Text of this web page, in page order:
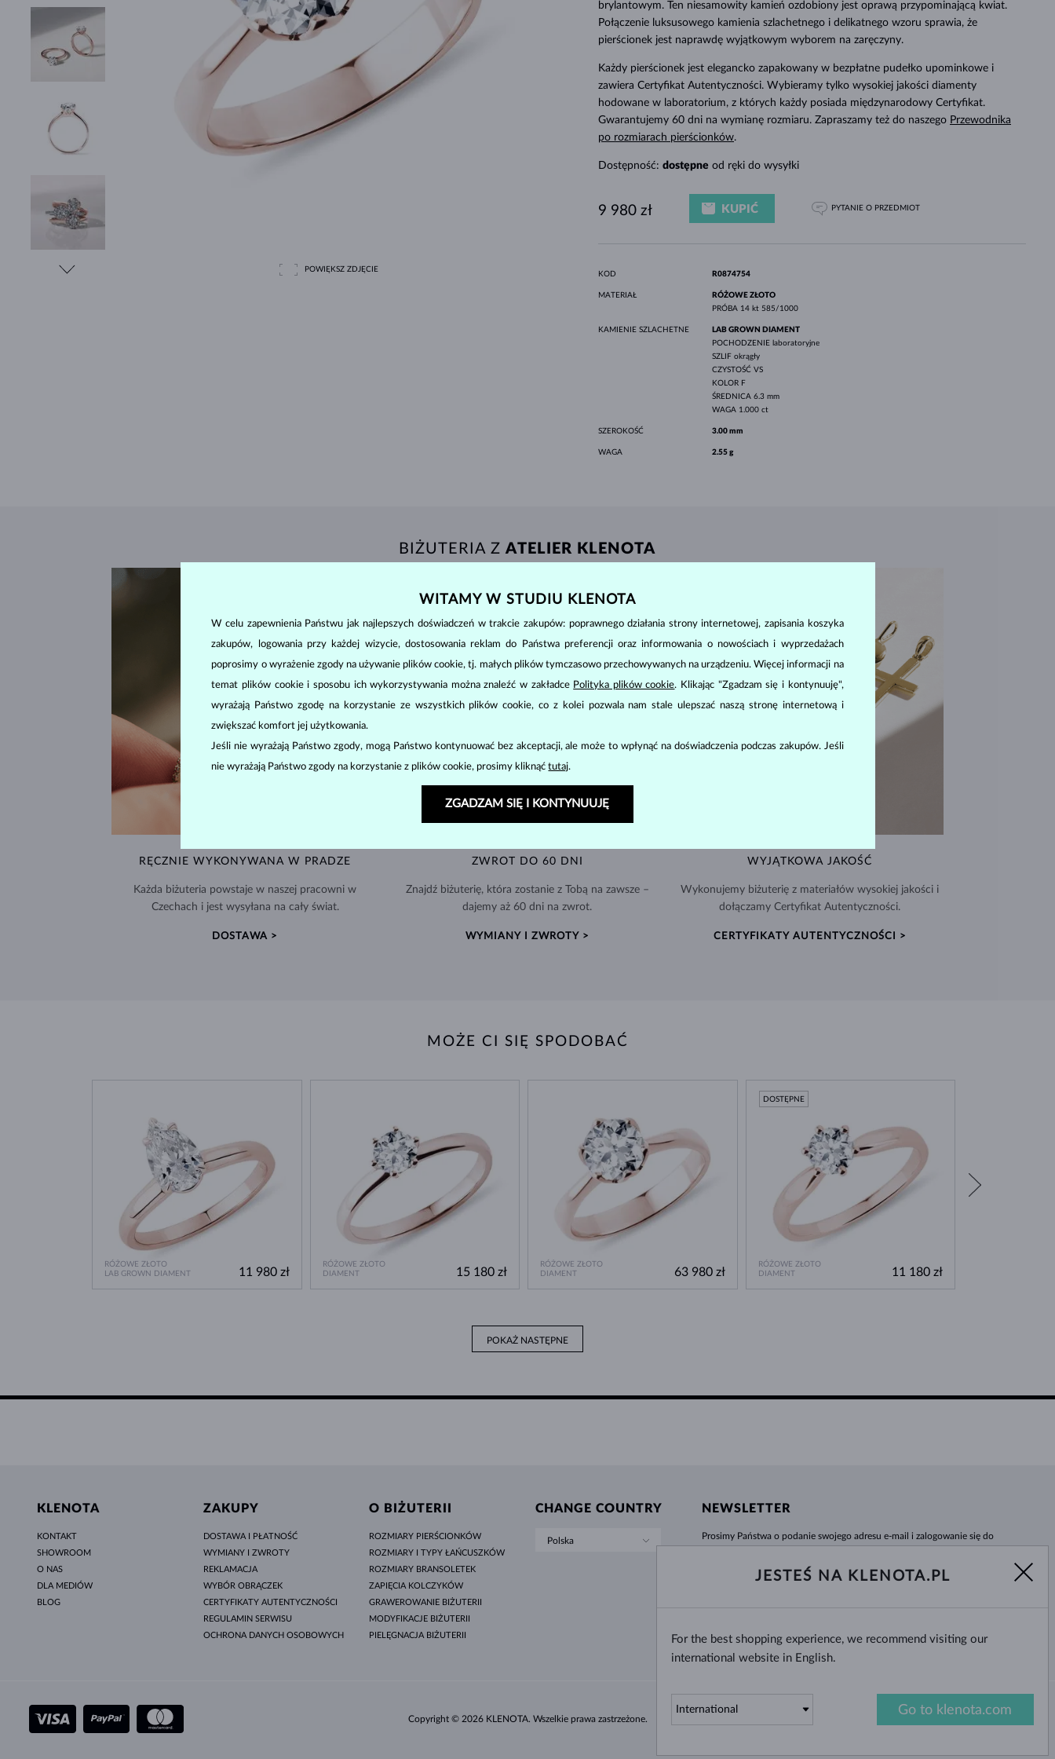
STYL HALO
MINIMALISTYCZNE ZESTAWY
ORYGINALNE ZESTAWY
AMETYSTY
SPRAWDŹ
POJEDYNCZE BIAŁE ZŁOTO
RÓŻOWE ZŁOTO
KAMIENIE SZLACHETNE RÓŻOWE ZŁOTO
MAGNETYCZNE NASZYJNIKI
PERŁY SŁODKOWODNE
CZARNE DIAMENTY BIAŁE ZŁOTO
RÓŻOWE ZŁOTO
GRAWEROWANA
LETNÍ VRSTVENÍ
DLA MAMY POMYSŁY NA PREZENTY
POWIĘKSZ ZDJĘCIE
brylantowym. Ten niesamowity kamień ozdobiony jest oprawą przypominającą kwiat.
Połączenie luksusowego kamienia szlachetnego i delikatnego wzoru sprawia, że
pierścionek jest naprawdę wyjątkowym wyborem na zaręczyny.
Każdy pierścionek jest elegancko zapakowany w bezpłatne pudełko upominkowe i
zawiera Certyfikat Autentyczności. Wybieramy tylko wysokiej jakości diamenty
hodowane w laboratorium, z których każdy posiada międzynarodowy Certyfikat.
Gwarantujemy 60 dni na wymianę rozmiaru. Zapraszamy też do naszego Przewodnika
po rozmiarach pierścionków.
Dostępność: dostępne od ręki do wysyłki
9 980 zł KUPIĆ PYTANIE O PRZEDMIOT
KOD R0874754
MATERIAŁ
RÓŻOWE ZŁOTO
PRÓBA 14 kt 585/1000
KAMIENIE SZLACHETNE
LAB GROWN DIAMENT
POCHODZENIE laboratoryjne
SZLIF okrągły
CZYSTOŚĆ VS
KOLOR F
ŚREDNICA 6.3 mm
WAGA 1.000 ct
SZEROKOŚĆ 3.00 mm
WAGA 2.55 g
BIŻUTERIA ZATELIER KLENOTA
RĘCZNIE WYKONYWANA W PRADZE
Każda biżuteria powstaje w naszej pracowni w
Czechach i jest wysyłana na cały świat.
DOSTAWA >
ZWROT DO 60 DNI
Znajdź biżuterię, która zostanie z Tobą na zawsze –
dajemy aż 60 dni na zwrot.
WYMIANY I ZWROTY >
WYJĄTKOWA JAKOŚĆ
Wykonujemy biżuterię z materiałów wysokiej jakości i
dołączamy Certyfikat Autentyczności.
CERTYFIKATY AUTENTYCZNOŚCI >
MOŻE CI SIĘ SPODOBAĆ
RÓŻOWE ZŁOTO
LAB GROWN DIAMENT
11 980 zł
RÓŻOWE ZŁOTO
DIAMENT
15 180 zł
RÓŻOWE ZŁOTO
DIAMENT
63 980 zł
RÓŻOWE ZŁOTO
DIAMENT
DOSTĘPNE
11 180 zł
POKAŻ NASTĘPNE
KLENOTA
KONTAKT
SHOWROOM
O NAS
DLA MEDIÓW
BLOG
ZAKUPY
DOSTAWA I PŁATNOŚĆ
WYMIANY I ZWROTY
REKLAMACJA
WYBÓR OBRĄCZEK
CERTYFIKATY AUTENTYCZNOŚCI
REGULAMIN SERWISU
OCHRONA DANYCH OSOBOWYCH
O BIŻUTERII
ROZMIARY PIERŚCIONKÓW
ROZMIARY I TYPY ŁAŃCUSZKÓW
ROZMIARY BRANSOLETEK
ZAPIĘCIA KOLCZYKÓW
GRAWEROWANIE BIŻUTERII
MODYFIKACJE BIŻUTERII
PIELĘGNACJA BIŻUTERII
CHANGE COUNTRY
Polska
NEWSLETTER
Prosimy Państwa o podanie swojego adresu e-mail i zalogowanie się do
umkną Państwa uwadze!
Tak, chcę otrzymywać interesujące wiadomości na e-mail.
Copyright © 2026 KLENOTA. Wszelkie prawa zastrzeżone.
WITAMY W STUDIU KLENOTA
W celu zapewnienia Państwu jak najlepszych doświadczeń w trakcie zakupów: poprawnego działania strony internetowej, zapisania koszyka
zakupów, logowania przy każdej wizycie, dostosowania reklam do Państwa preferencji oraz informowania o nowościach i wyprzedażach
poprosimy o wyrażenie zgody na używanie plików cookie, tj. małych plików tymczasowo przechowywanych na urządzeniu. Więcej informacji na
temat plików cookie i sposobu ich wykorzystywania można znaleźć w zakładce Polityka plików cookie. Klikając "Zgadzam się i kontynuuję",
wyrażają Państwo zgodę na korzystanie ze wszystkich plików cookie, co z kolei pozwala nam stale ulepszać naszą stronę internetową i
zwiększać komfort jej użytkowania.
Jeśli nie wyrażają Państwo zgody, mogą Państwo kontynuować bez akceptacji, ale może to wpłynąć na doświadczenia podczas zakupów. Jeśli
nie wyrażają Państwo zgody na korzystanie z plików cookie, prosimy kliknąćtutaj.
ZGADZAM SIĘ I KONTYNUUJĘ
JESTEŚ NA KLENOTA.PL
For the best shopping experience, we recommend visiting our
international website in English.
Go to klenota.com